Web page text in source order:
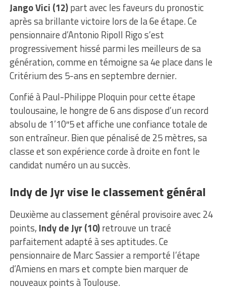
Jango Vici (12)part avec les faveurs du pronostic
après sa brillante victoire lors de la 6e étape. Ce
pensionnaire d’Antonio Ripoll Rigo s’est
progressivement hissé parmi les meilleurs de sa
génération, comme en témoigne sa 4e place dans le
Critérium des 5-ans en septembre dernier.
Confié à Paul-Philippe Ploquin pour cette étape
toulousaine, le hongre de 6 ans dispose d’un record
absolu de 1’10″5 et affiche une confiance totale de
son entraîneur. Bien que pénalisé de 25 mètres, sa
classe et son expérience corde à droite en font le
candidat numéro un au succès.
Indy de Jyr vise le classement général
Deuxième au classement général provisoire avec 24
points, Indy de Jyr (10)retrouve un tracé
parfaitement adapté à ses aptitudes. Ce
pensionnaire de Marc Sassier a remporté l’étape
d’Amiens en mars et compte bien marquer de
nouveaux points à Toulouse.